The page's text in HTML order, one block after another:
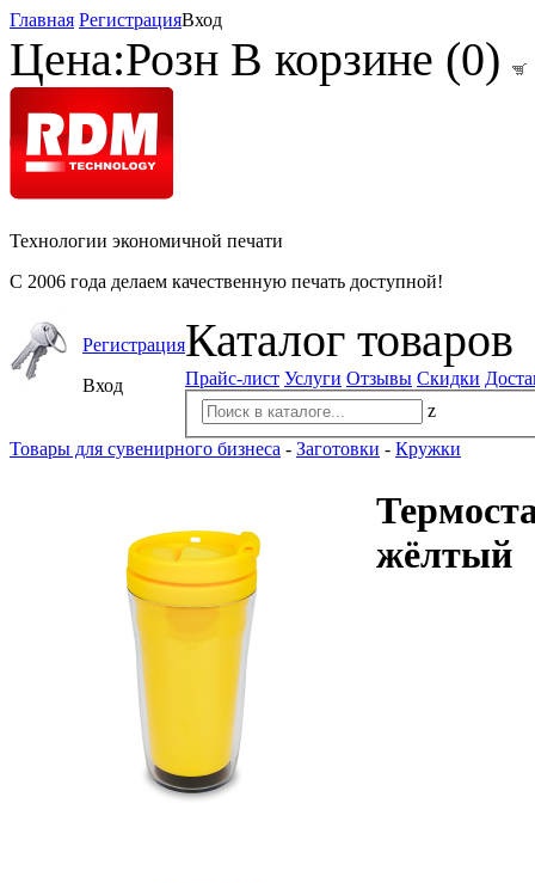
Главная РегистрацияВход
Цена:Розн В корзине (0)
Технологии экономичной печати
С 2006 года делаем качественную печать доступной!
Регистрация
Вход
Каталог товаров
Прайс-лист Услуги Отзывы Скидки
z
Товары для сувенирного бизнеса - Заготовки - Кружки
жёлтый